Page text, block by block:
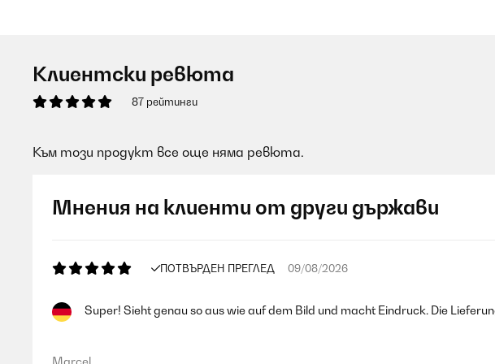
Клиентски ревюта
87 рейтинги
Към този продукт все още няма ревюта.
Мнения на клиенти от други държави
ПОТВЪРДЕН ПРЕГЛЕД 09/08/2026
Super! Sieht genau so aus wie auf dem Bild und macht Eindruck. Die
Marcel